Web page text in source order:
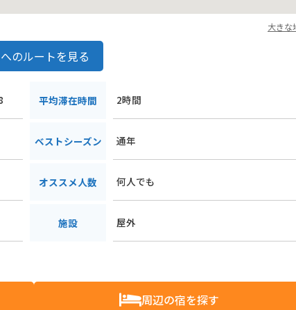
大きな
のルートを見る
平均滞在時間 2時間
ベストシーズン 通年
オススメ人数 何人でも
施設 屋外
周辺の宿を探す